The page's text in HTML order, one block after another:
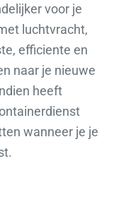
voor je
luchtvracht,
efficiente en
naar je nieuwe
heeft
wanneer je je